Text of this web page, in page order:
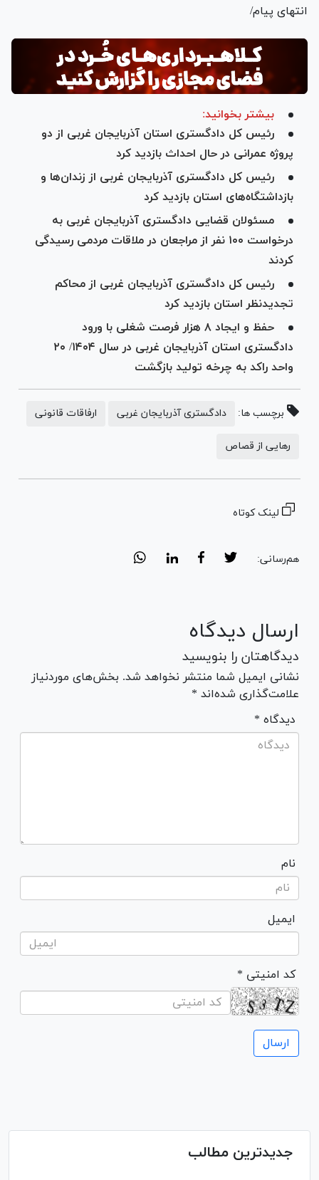
انتهای پیام/
بیشتر بخوانید:
رئیس کل دادگستری استان آذربایجان غربی از دو
پروژه عمرانی در حال احداث بازدید کرد
رئیس کل دادگستری آذربایجان غربی از زندان‌ها و
بازداشتگاه‌های استان بازدید کرد
مسئولان قضایی دادگستری آذربایجان غربی به
درخواست ۱۰۰ نفر از مراجعان در ملاقات مردمی رسیدگی
کردند
رئیس کل دادگستری آذربایجان غربی از محاکم
تجدیدنظر استان بازدید کرد
حفظ و ایجاد ۸ هزار فرصت شغلی با ورود
دادگستری استان آذربایجان غربی در سال ۱۴۰۴/ ۲۰
واحد راکد به چرخه تولید بازگشت
برچسب ها: دادگستری آذربایجان غربی ارفاقات قانونی
رهایی از قصاص
لینک کوتاه
هم‌رسانی:
ارسال دیدگاه
دیدگاهتان را بنویسید
نشانی ایمیل شما منتشر نخواهد شد. بخش‌های موردنیاز
علامت‌گذاری شده‌اند *
* دیدگاه
نام
ایمیل
* کد امنیتی
جدیدترین مطالب